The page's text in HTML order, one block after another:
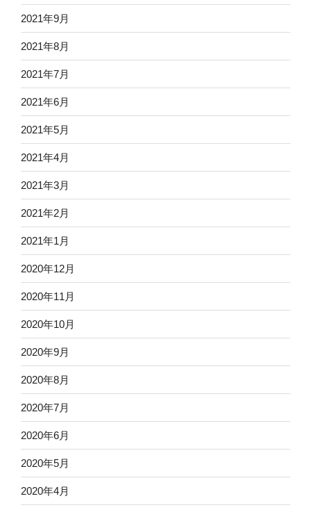
2021年9月
2021年8月
2021年7月
2021年6月
2021年5月
2021年4月
2021年3月
2021年2月
2021年1月
2020年12月
2020年11月
2020年10月
2020年9月
2020年8月
2020年7月
2020年6月
2020年5月
2020年4月